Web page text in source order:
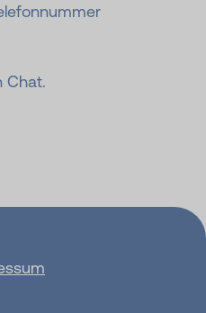
Chat.